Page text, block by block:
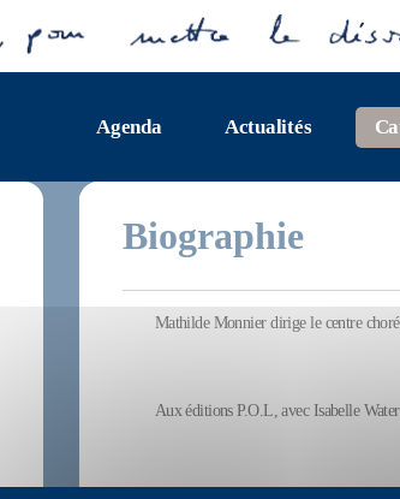
Agenda Actualités
Biographie
Mathilde Monnier dirige le centre
Aux éditions P.O.L, avec Isabelle